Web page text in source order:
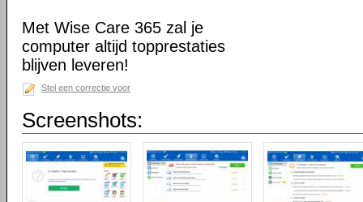
Met Wise Care 365 zal je
computer altijd topprestaties
blijven leveren!
Stel een correctie voor
Screenshots: